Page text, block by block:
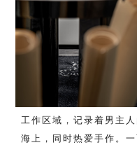
工作区域，记录着男主
海上，同时热爱手作。